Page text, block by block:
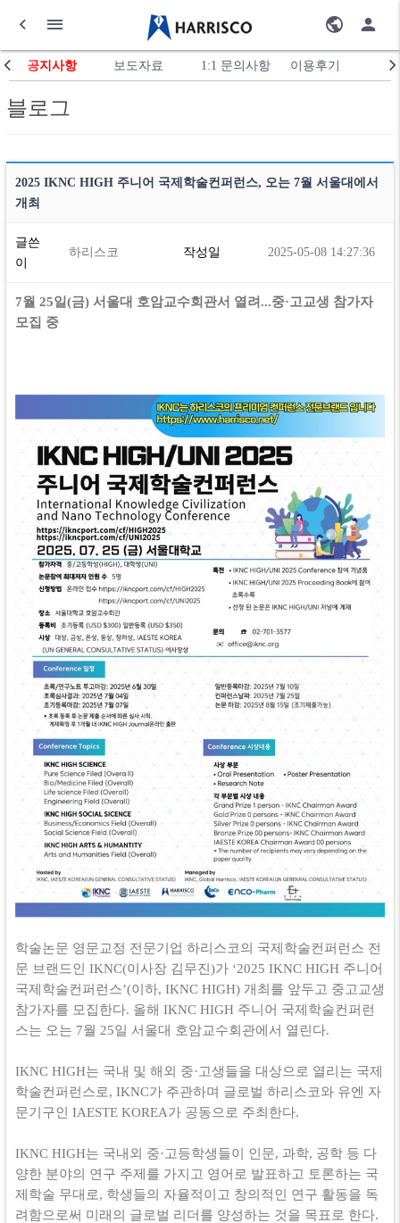
공지사항 보도자료 1:1 문의사항 이용후기
블로그
2025 IKNC HIGH 주니어 국제학술컨퍼런스, 오는 7월 서울대에서
개최
글쓴
이
하리스코 작성일 2025-05-08 14:27:36
7월 25일(금) 서울대 호암교수회관서 열려 ...중·고교생 참가자
모집 중
학술논문 영문교정 전문기업 하리스코의 국제학술컨퍼런스 전
문 브랜드인 IKNC(이사장 김무진)가 ‘2025 IKNC HIGH 주니어
국제학술컨퍼런스’(이하, IKNC HIGH) 개최를 앞두고 중고교생
참가자를 모집한다. 올해 IKNC HIGH 주니어 국제학술컨퍼런
스는 오는 7월 25일 서울대 호암교수회관에서 열린다.
IKNC HIGH는 국내 및 해외 중·고생들을 대상으로 열리는 국제
학술컨퍼런스로, IKNC가 주관하며 글로벌 하리스코와 유엔 자
문기구인 IAESTE KOREA가 공동으로 주최한다.
IKNC HIGH는 국내외 중·고등학생들이 인문, 과학, 공학 등 다
양한 분야의 연구 주제를 가지고 영어로 발표하고 토론하는 국
제학술 무대로, 학생들의 자율적이고 창의적인 연구 활동을 독
려함으로써 미래의 글로벌 리더를 양성하는 것을 목표로 한다.